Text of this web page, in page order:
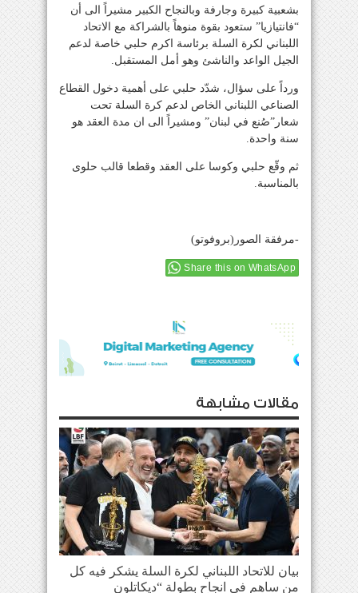
بشعبية كبيرة وجارفة وبالنجاح الكبير مشيراً الى أن
“فانتيازيا” ستعود بقوة منوهاً بالشراكة مع الاتحاد
اللبناني لكرة السلة برئاسة اكرم حلبي خاصة لدعم
الجيل الواعد والناشئ وهو أمل المستقبل.
ورداً على سؤال، شدّد حلبي على أهمية دخول القطاع
الصناعي اللبناني الخاص لدعم كرة السلة تحت
شعار”صُنع في لبنان” ومشيراً الى ان مدة العقد هو
سنة واحدة.
ثم وقّع حلبي وكوسا على العقد وقطعا قالب حلوى
بالمناسبة.
-مرفقة الصور(بروفوتو)
Share this on WhatsApp
مقالات مشابهة
بيان للاتحاد اللبناني لكرة السلة يشكر فيه كل
من ساهم في انجاح بطولة “ديكاتلون